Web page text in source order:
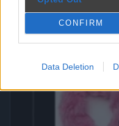
CONFIRM
Data Deletion